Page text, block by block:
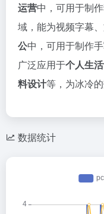
运营中，可用于制
域，能为视频字幕
公中，可用于制作
广泛应用于个人生
料设计等，为冰冷
数据统计